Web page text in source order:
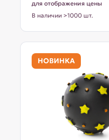
для отображения цены
В наличии >1000 шт.
НОВИНКА